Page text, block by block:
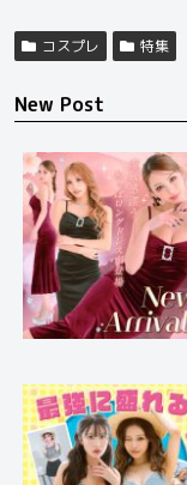
コスプレ 特集
New Post